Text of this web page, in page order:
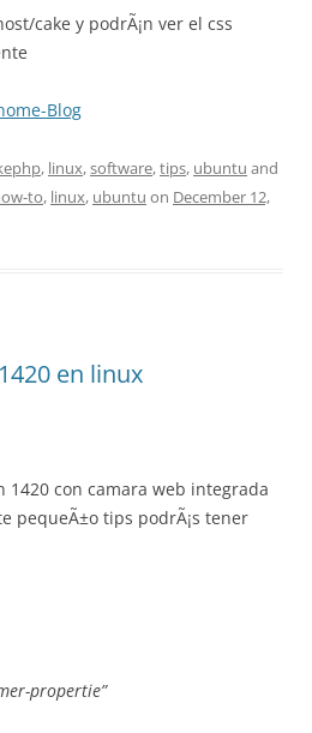
cake y podrÃ¡n ver el css
Blog
, linux,software,tips, ubuntu and
to, linux, ubuntu on December 12,
en linux
con camara web integrada
pequeÃ±o tips podrÃ¡s tener
propertie”